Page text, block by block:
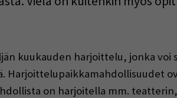
kuukauden harjoittelu, jonka voi
Harjoittelupaikkamahdollisuudet
on harjoitella mm.